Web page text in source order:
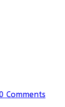
Comments